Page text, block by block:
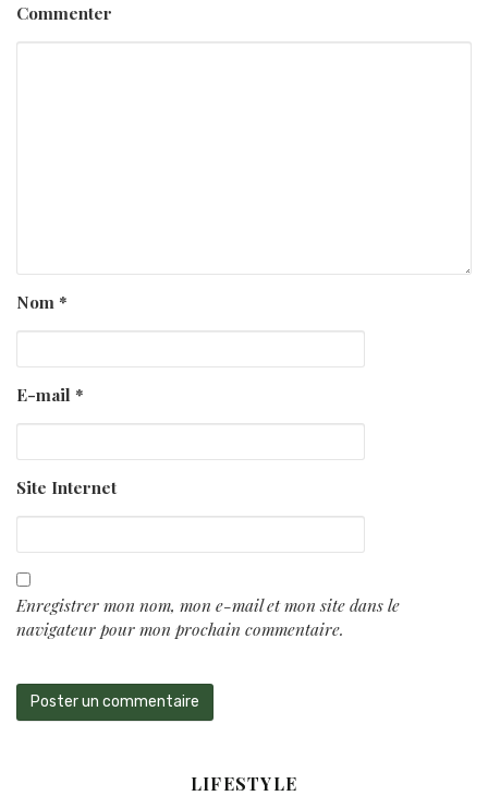
Commenter
Nom *
E-mail *
Site Internet
Enregistrer mon nom, mon e-mail et mon site dans le
navigateur pour mon prochain commentaire.
LIFESTYLE